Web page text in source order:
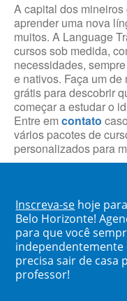
A capital dos
aprender uma nova
muitos. A Language
cursos sob medida,
necessidades,
e nativos. Faça um de
grátis para descobrir
começar a estudar o
Entre em contato
vários pacotes de
personalizados para
Inscreva-se hoje
Belo Horizonte!
para que você
independentemente
precisa sair de casa
professor!